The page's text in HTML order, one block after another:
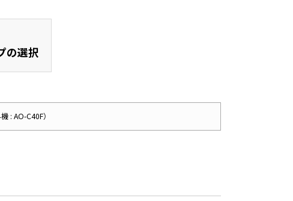
の選択
: AO-C40F）